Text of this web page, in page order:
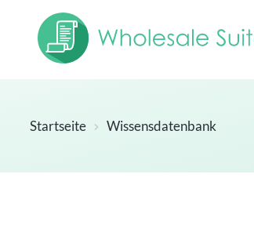
Startseite Wissensdatenbank